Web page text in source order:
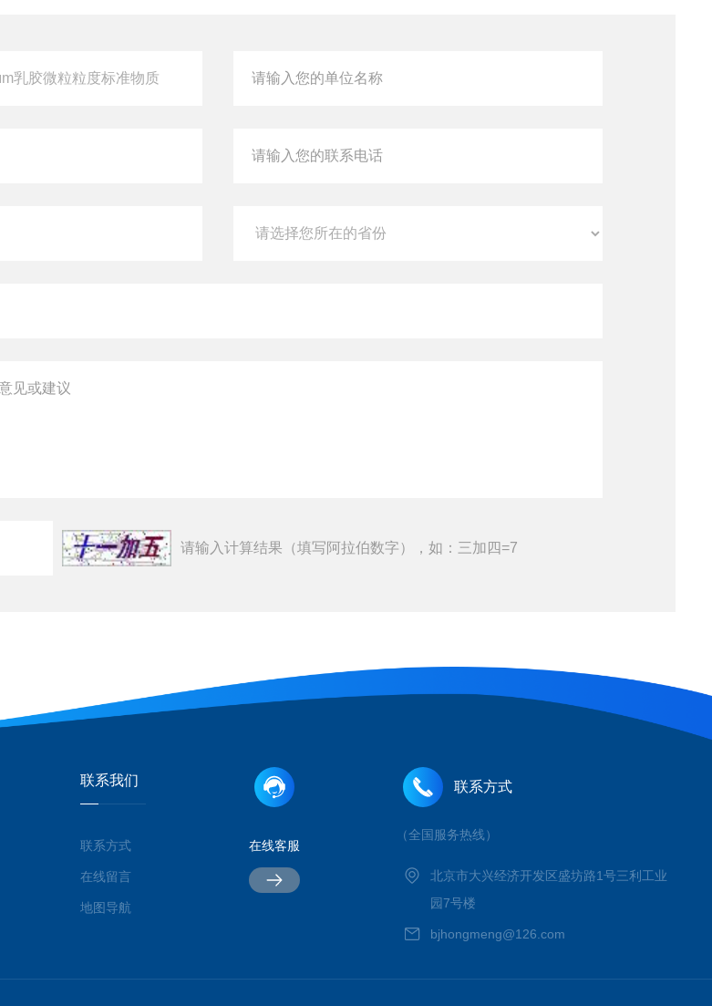
请输入计算结果（填写阿拉伯数字），如：三加四=7
联系我们
联系方式
在线留言
地图导航
在线客服
联系方式
（全国服务热线）
北京市大兴经济开发区盛坊路1号三利工业
园7号楼
bjhongmeng@126.com